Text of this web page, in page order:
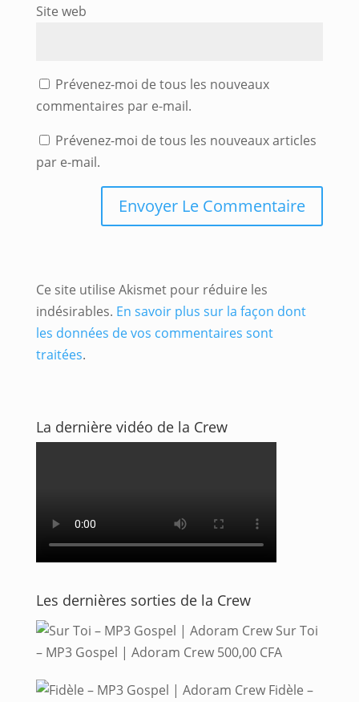
Site web
Prévenez-moi de tous les nouveaux
commentaires par e-mail.
Prévenez-moi de tous les nouveaux articles
par e-mail.
Ce site utilise Akismet pour réduire les
indésirables. En savoir plus sur la façon dont
les données de vos commentaires sont
traitées.
La dernière vidéo de la Crew
Les dernières sorties de la Crew
Sur Toi
– MP3 Gospel | Adoram Crew 500,00 CFA
Fidèle –